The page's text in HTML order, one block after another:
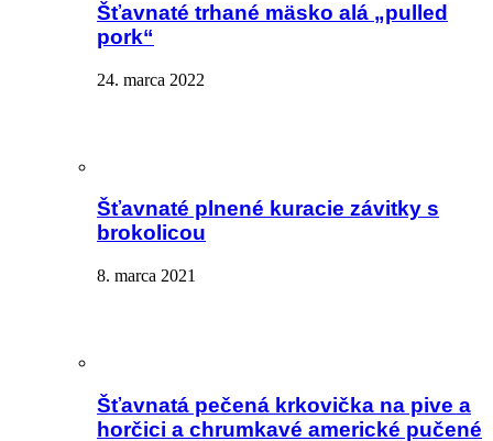
Šťavnaté trhané mäsko alá „pulled
pork“
24. marca 2022
Šťavnaté plnené kuracie závitky s
brokolicou
8. marca 2021
Šťavnatá pečená krkovička na pive a
horčici a chrumkavé americké pučené